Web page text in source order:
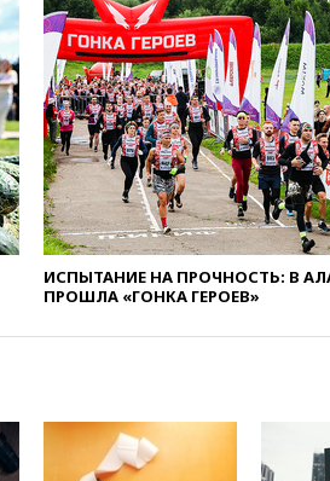
вчера, 17:58ЕС
временную
вчера, 17:45
об учащении
Белгородскую
вчера, 17:35
половиной
все округа
вчера, 17:25
Белгородской
начальник тыла
справился с
объемами работ
ИСПЫТАНИЕ НА ПРОЧНОСТЬ: В
ПРОШЛА «ГОНКА ГЕРОЕВ»